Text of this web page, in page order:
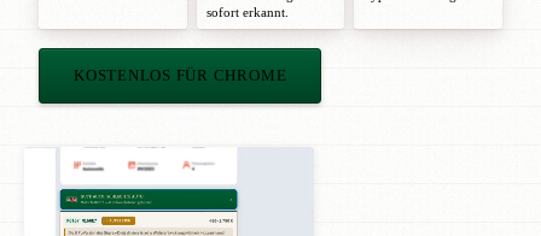
sofort erkannt.
KOSTENLOS FÜR CHROME